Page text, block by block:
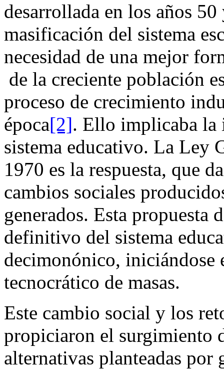
desarrollada en los años
masificación del sistema
necesidad de una mejor
de la creciente población
proceso de crecimiento
época[2]. Ello implicaba la
sistema educativo. La Ley
1970 es la respuesta, que
cambios sociales
generados. Esta propuesta
definitivo del sistema
decimonónico, iniciándose
tecnocrático de masas.
Este cambio social y los
propiciaron el surgimiento
alternativas planteadas por